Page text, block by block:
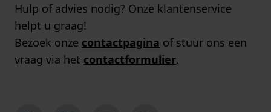
Hulp of advies nodig? Onze klantenservice
helpt u graag!
Bezoek onze contactpagina of stuur ons een
vraag via het contactformulier.